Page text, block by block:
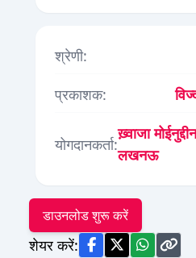
श्रेणी:
प्रकाशक:
योगदानकर्ता:
ख़्वाजा
लखनऊ
डाउनलोड शुरू करें
शेयर करें: